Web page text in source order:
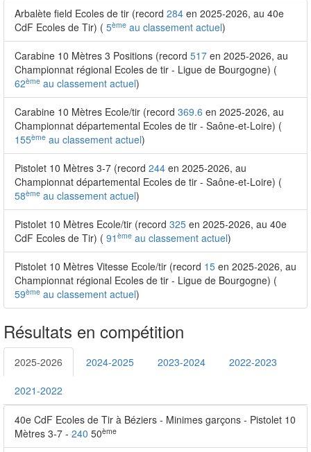
Arbalète field Ecoles de tir (record 284 en 2025-2026, au 40e
CdF Ecoles de Tir) ( 5ème au classement actuel)
Carabine 10 Mètres 3 Positions (record 517 en 2025-2026, au
Championnat régional Ecoles de tir - Ligue de Bourgogne) (
62ème au classement actuel)
Carabine 10 Mètres Ecole/tir (record 369.6 en 2025-2026, au
Championnat départemental Ecoles de tir - Saône-et-Loire) (
155ème au classement actuel)
Pistolet 10 Mètres 3-7 (record 244 en 2025-2026, au
Championnat départemental Ecoles de tir - Saône-et-Loire) (
58ème au classement actuel)
Pistolet 10 Mètres Ecole/tir (record 325 en 2025-2026, au 40e
CdF Ecoles de Tir) ( 91 ème au classement actuel)
Pistolet 10 Mètres Vitesse Ecole/tir (record 15 en 2025-2026, au
Championnat régional Ecoles de tir - Ligue de Bourgogne) (
59ème au classement actuel)
Résultats en compétition
2025-2026 2024-2025 2023-2024 2022-2023
2021-2022
40e CdF Ecoles de Tir à Béziers - Minimes garçons - Pistolet 10
Mètres 3-7 - 240 50ème